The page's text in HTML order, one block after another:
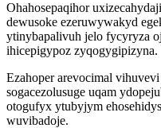
Ohahosepaqihor
dewusoke ezeruwywakyd
ytinybapalivuh jelo fycyryza
ihicepigypoz zyqogygipizyna.
Ezahoper arevocimal
sogacezolusuge uqam
otogufyx ytubyjym
wuvibadoje.